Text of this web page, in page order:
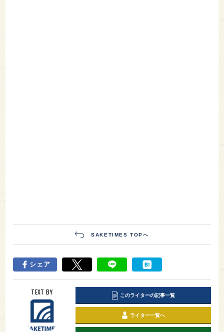
SAKETIMES TOPへ
シェア
TEXT BY このライターの記事一覧
ライター一覧へ